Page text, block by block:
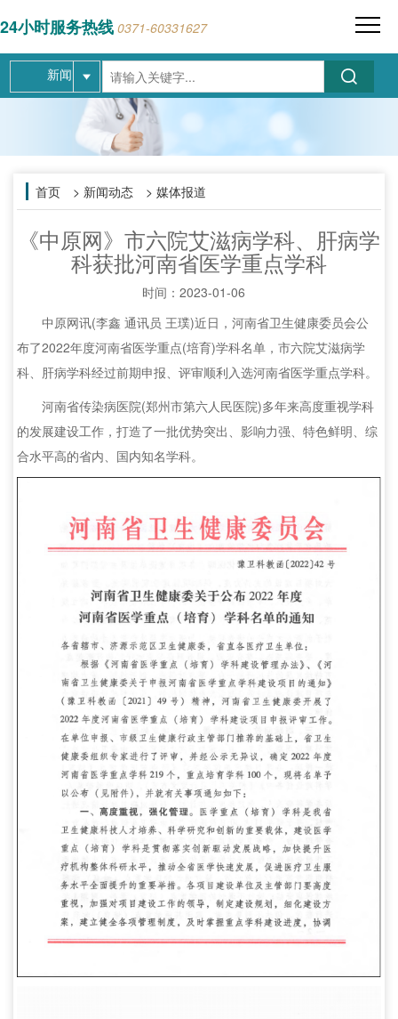
24小时服务热线 0371-60331627
新闻
首页 > 新闻动态 > 媒体报道
《中原网》市六院艾滋病学科、肝病学
科获批河南省医学重点学科
时间： 2023-01-06
中原网讯(李鑫 通讯员 王璞)近日，河南省卫生健康委员会公
布了2022年度河南省医学重点(培育)学科名单，市六院艾滋病学
科、肝病学科经过前期申报、评审顺利入选河南省医学重点学科。
河南省传染病医院(郑州市第六人民医院)多年来高度重视学科
的发展建设工作，打造了一批优势突出、影响力强、特色鲜明、综
合水平高的省内、国内知名学科。